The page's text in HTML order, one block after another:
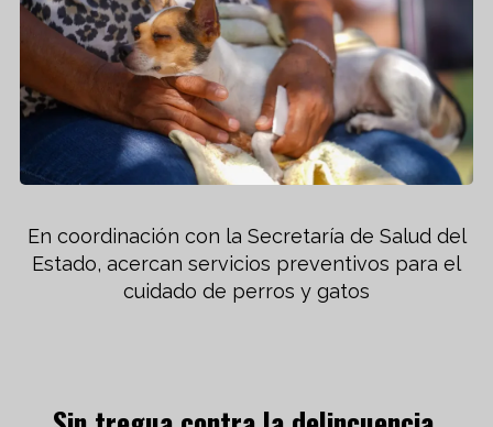
En coordinación con la Secretaría de Salud del
Estado, acercan servicios preventivos para el
cuidado de perros y gatos